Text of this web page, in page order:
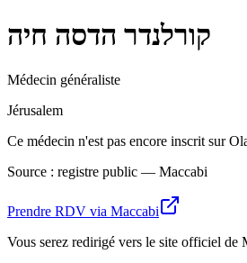
קורלנדר הדסה חיה
Médecin généraliste
Jérusalem
Ce médecin n'est pas encore inscrit sur
Source : registre public — Maccabi
Prendre RDV via Maccabi
Vous serez redirigé vers le site officiel de